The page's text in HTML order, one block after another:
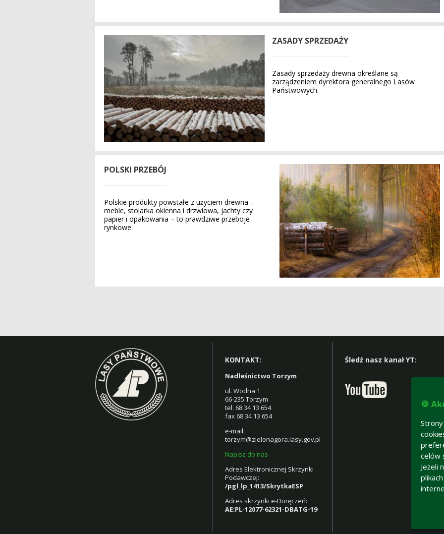
ZASADY SPRZEDAŻY
Zasady sprzedaży drewna określane są
zarządzeniem dyrektora generalnego Lasów
Państwowych.
POLSKI PRZEBÓJ
Polskie produkty powstałe z użyciem drewna –
meble, stolarka okienna i drzwiowa, jachty czy
papier i opakowania – to prawdziwe przeboje
rynkowe.
KONTAKT:
Nadleśnictwo Torzym
ul. Wodna 1
66-235 Torzym
tel. 68 34 13 654
fax 68 34 13 654
e-mail:
torzym@zielonagora.lasy.gov.pl
Napisz do nas
Adres Elektronicznej Skrzynki
Podawczej:
/pgl_lp_1413/SkrytkaESP
Adres skrzynki e-Doręczeń:
AE:PL-12077-62321-DBATG-19
Śledź nasz kanał YT:
🍪
celów
Jeżeli